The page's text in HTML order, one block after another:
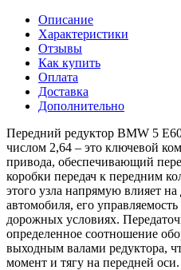
Описание
Характеристики
Отзывы
Как купить
Оплата
Доставка
Дополнительно
Передний редуктор BMW 5
числом 2,64 – это ключевой
привода, обеспечивающий
коробки передач к передним
этого узла напрямую влияет
автомобиля, его
дорожных условиях.
определенное соотношение
выходным валами редуктора,
момент и тягу на передней оси.